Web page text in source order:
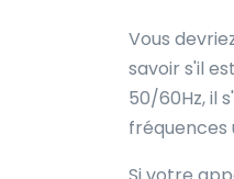
Vous
savoir s'il
50/60Hz, il
fréquences